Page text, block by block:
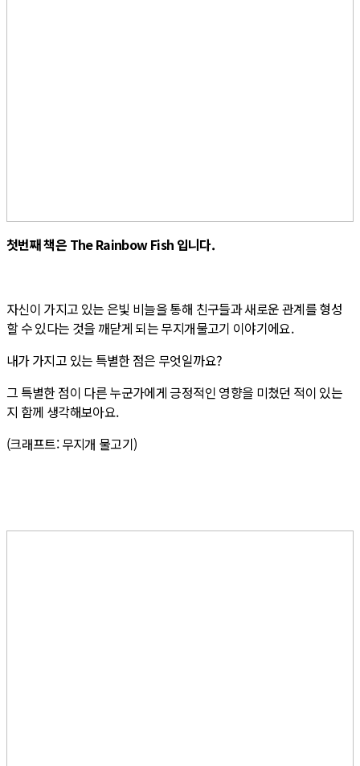
첫번째 책은 The Rainbow Fish 입니다.
자신이 가지고 있는 은빛 비늘을 통해 친구들과 새로운 관계를 형성
할 수 있다는 것을 깨닫게 되는 무지개물고기 이야기에요.
내가 가지고 있는 특별한 점은 무엇일까요?
그 특별한 점이 다른 누군가에게 긍정적인 영향을 미쳤던 적이 있는
지 함께 생각해보아요.
(크래프트: 무지개 물고기)